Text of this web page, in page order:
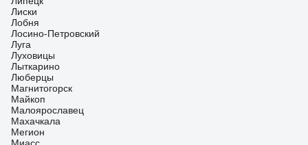
Лиски
Лобня
Лосино-Петровский
Луга
Луховицы
Лыткарино
Люберцы
Магнитогорск
Майкоп
Малоярославец
Махачкала
Мегион